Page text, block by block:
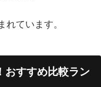
ています。
おすすめ比較ラン